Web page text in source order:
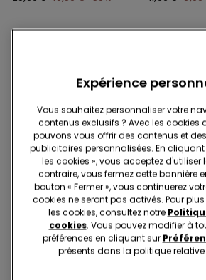
Expérience
Vous souhaitez personnaliser votre
contenus exclusifs ? Avec les cookies
pouvons vous offrir des contenus et
publicitaires personnalisées. En cliquant
les cookies », vous acceptez d'utiliser
contraire, vous fermez cette bannière
bouton « Fermer », vous continuerez
cookies ne seront pas activés. Pour
les cookies, consultez notre
cookies. Vous pouvez modifier à
préférences en cliquant sur
présents dans la politique